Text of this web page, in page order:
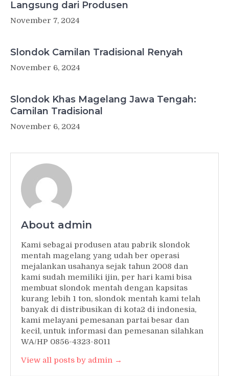
Langsung dari Produsen
November 7, 2024
Slondok Camilan Tradisional Renyah
November 6, 2024
Slondok Khas Magelang Jawa Tengah:
Camilan Tradisional
November 6, 2024
About admin
Kami sebagai produsen atau pabrik slondok
mentah magelang yang udah ber operasi
mejalankan usahanya sejak tahun 2008 dan
kami sudah memiliki ijin, per hari kami bisa
membuat slondok mentah dengan kapsitas
kurang lebih 1 ton, slondok mentah kami telah
banyak di distribusikan di kota2 di indonesia,
kami melayani pemesanan partai besar dan
kecil, untuk informasi dan pemesanan silahkan
WA/HP 0856-4323-8011
View all posts by admin →